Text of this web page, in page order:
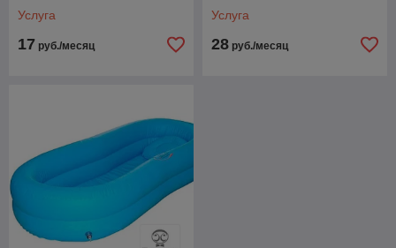
Услуга
17 руб./месяц
Услуга
28 руб./месяц